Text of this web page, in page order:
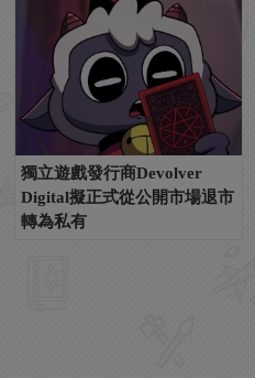
獨立遊戲發行商Devolver
Digital擬正式從公開市場退市
轉為私有